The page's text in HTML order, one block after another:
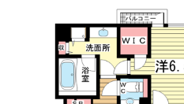
ペット飼育可物件
路線·駅から探す